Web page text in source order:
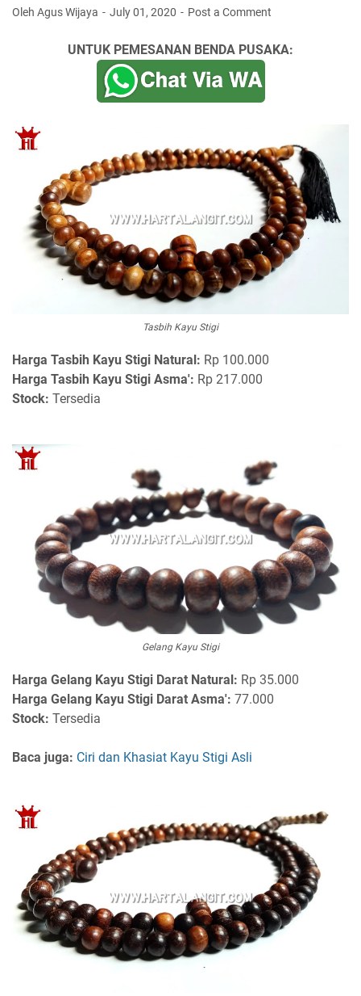
Oleh Agus Wijaya July 01, 2020 Post a Comment
UNTUK PEMESANAN BENDA PUSAKA:
Tasbih Kayu Stigi
Harga Tasbih Kayu Stigi Natural: Rp 100.000
Harga Tasbih Kayu Stigi Asma': Rp 217.000
Stock: Tersedia
Gelang Kayu Stigi
Harga Gelang Kayu Stigi Darat Natural: Rp 35.000
Harga Gelang Kayu Stigi Darat Asma': 77.000
Stock: Tersedia
Baca juga: Ciri dan Khasiat Kayu Stigi Asli